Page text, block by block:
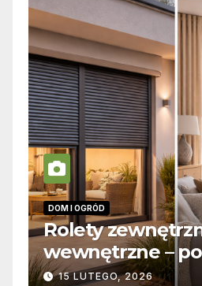
vs
podstawowe
i